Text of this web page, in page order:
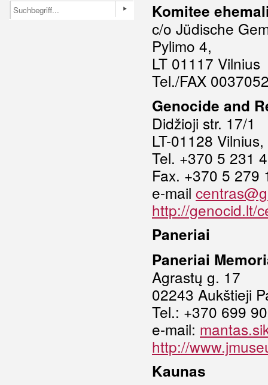
Komitee
c/o Jüdische
Pylimo 4,
LT 01117 Vilnius
Tel./FAX
Genocide and
Didžioji str. 17/1
LT-01128 Vilnius,
Tel. +370 5 231
Fax. +370 5 279
e-mail
http://genocid.lt/
Paneriai
Paneriai
Agrastų g. 17
02243 Aukštieji
Tel.: +370 699
e-mail:
http://
Kaunas